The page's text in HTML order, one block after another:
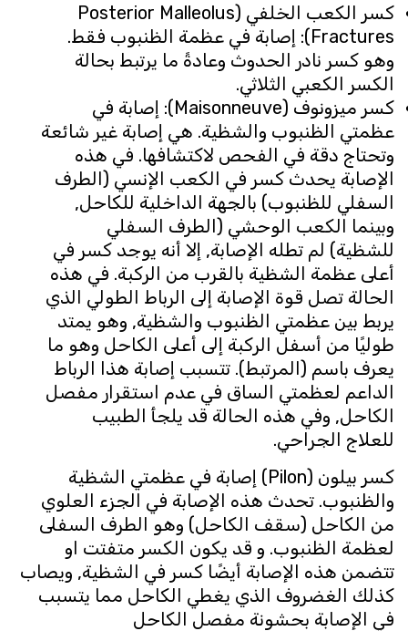
كسر الكعب الخلفي (Posterior Malleolus
Fractures): إصابة في عظمة الظنبوب فقط.
وهو كسر نادر الحدوث وعادةً ما يرتبط بحالة
الكسر الكعبي الثلاثي.
كسر ميزونوف (Maisonneuve): إصابة في
عظمتي الظنبوب والشظية. هي إصابة غير شائعة
وتحتاج دقة في الفحص لاكتشافها. في هذه
الإصابة يحدث كسر في الكعب الإنسي (الطرف
السفلي للظنبوب) بالجهة الداخلية للكاحل,
وبينما الكعب الوحشي (الطرف السفلي
للشظية) لم تطله الإصابة, إلا أنه يوجد كسر في
أعلى عظمة الشظية بالقرب من الركبة. في هذه
الحالة تصل قوة الإصابة إلى الرباط الطولي الذي
يربط بين عظمتي الظنبوب والشظية, وهو يمتد
طوليًا من أسفل الركبة إلى أعلى الكاحل وهو ما
يعرف باسم (المرتبط). تتسبب إصابة هذا الرباط
الداعم لعظمتي الساق في عدم استقرار مفصل
الكاحل, وفي هذه الحالة قد يلجأ الطبيب
للعلاج الجراحي.
كسر بيلون (Pilon) إصابة في عظمتي الشظية
والظنبوب. تحدث هذه الإصابة في الجزء العلوي
من الكاحل (سقف الكاحل) وهو الطرف السفلى
لعظمة الظنبوب. و قد يكون الكسر متفتت او
تتضمن هذه الإصابة أيضًا كسر في الشظية, ويصاب
كذلك الغضروف الذي يغطي الكاحل مما يتسبب
في الإصابة بحشونة مفصل الكاحل